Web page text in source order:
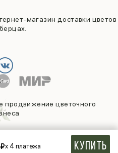
Купить
x 4 платежа
магазин доставки цветов
продвижение цветочного